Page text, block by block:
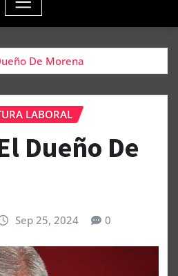
De Morena
LABORAL
Dueño De
Sep 25, 2024 0